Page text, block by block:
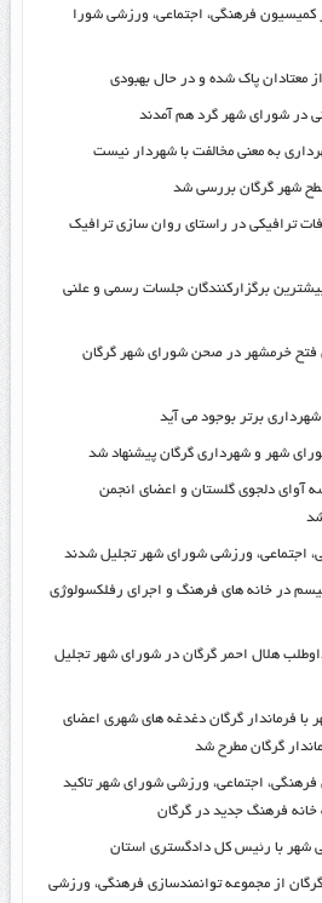
کمیسیون فرهنگی، اجتماعی، ورزشی شورا
معتادان پاک شده و در حال بهبودی
در شورای شهر گرد هم آمدند
به معنی مخالفت با شهردار نیست
سطح شهر گرگان بررسی شد
ترافیکی در راستای روان سازی ترافیک
برگزارکنندگان جلسات رسمی و علنی
فتح خرمشهر در صحن شورای شهر گرگان
برتر بوجود می آید
شهر و شهرداری گرگان پیشنهاد شد
آوای دلجوی گلستان و اعضای انجمن
اجتماعی، ورزشی شورای شهر تجلیل شدند
در خانه های فرهنگ و اجرای رفلکسولوژی
هلال احمر گرگان در شورای شهر تجلیل
با فرماندار گرگان دغدغه های شهری اعضای
گرگان مطرح شد
اجتماعی، ورزشی شورای شهر تاکید
خانه فرهنگ جدید در گرگان
شهر با رئیس کل دادگستری استان
از مجموعه توانمندسازی فرهنگی، ورزشی